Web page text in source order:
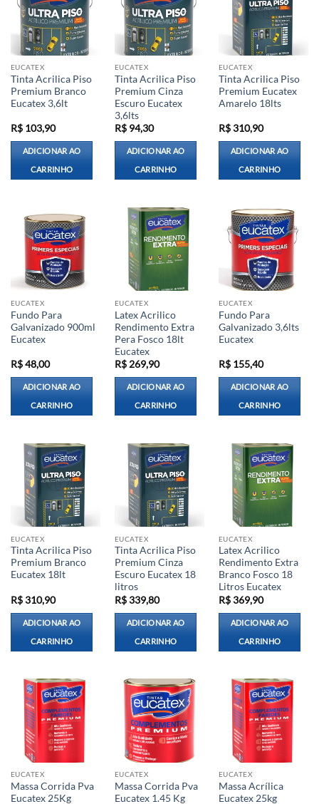
EUCATEX
Tinta Acrilica Piso
Premium Branco
Eucatex 3,6lt
R$103,90
ADICIONAR AO
CARRINHO
EUCATEX
Tinta Acrilica Piso
Premium Cinza
Escuro Eucatex
3,6lts
R$94,30
ADICIONAR AO
CARRINHO
EUCATEX
Tinta Acrilica Piso
Premium Eucatex
Amarelo 18lts
R$310,90
ADICIONAR AO
CARRINHO
EUCATEX
Fundo Para
Galvanizado 900ml
Eucatex
R$48,00
ADICIONAR AO
CARRINHO
EUCATEX
Latex Acrilico
Rendimento Extra
Pera Fosco 18lt
Eucatex
R$269,90
ADICIONAR AO
CARRINHO
EUCATEX
Fundo Para
Galvanizado 3,6lts
Eucatex
R$155,40
ADICIONAR AO
CARRINHO
EUCATEX
Tinta Acrilica Piso
Premium Branco
Eucatex 18lt
R$310,90
ADICIONAR AO
CARRINHO
EUCATEX
Tinta Acrilica Piso
Premium Cinza
Escuro Eucatex 18
litros
R$339,80
ADICIONAR AO
CARRINHO
EUCATEX
Latex Acrilico
Rendimento Extra
Branco Fosco 18
Litros Eucatex
R$369,90
ADICIONAR AO
CARRINHO
EUCATEX
Massa Corrida Pva
Eucatex 25Kg
EUCATEX
Massa Corrida Pva
Eucatex 1.45 Kg
EUCATEX
Massa Acrílica
Eucatex 25kg